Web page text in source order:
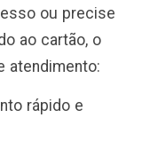
ou precise
ao cartão, o
atendimento:
rápido e